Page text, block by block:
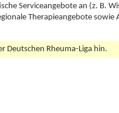
Serviceangebote an (z. B.
Therapieangebote sowie
Deutschen Rheuma-Liga hin.